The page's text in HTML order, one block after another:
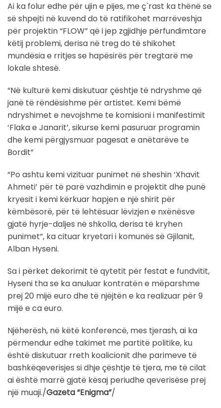
Ai ka folur edhe për ujin e pijes, me ç`rast ka thënë se
së shpejti në kuvend do të ratifikohet marrëveshja
për projektin “FLOW” që i jep zgjidhje përfundimtare
këtij problemi, derisa në treg do të shikohet
mundësia e rritjes se hapësirës për tregtarë me
lokale shtesë.
“Në kulturë kemi diskutuar çështje të ndryshme që
janë të rëndësishme për artistet. Kemi bëmë
ndryshimet e nevojshme te komisioni i manifestimit
‘Flaka e Janarit’, sikurse kemi pasuruar programin
dhe kemi përgjysmuar pagesat e anëtarëve te
Bordit”
“Po ashtu kemi vizituar punimet në sheshin ‘Xhavit
Ahmeti’ për të parë vazhdimin e projektit dhe punë
kryesit i kemi kërkuar hapjen e një shirit për
këmbësorë, për të lehtësuar lëvizjen e nxënësve
gjatë hyrje-daljes në shkolla, derisa të kryhen
punimet”, ka cituar kryetari i komunës së Gjilanit,
Alban Hyseni.
Sa i përket dekorimit të qytetit për festat e fundvitit,
Hyseni tha se ka anuluar kontratën e mëparshme
prej 20 mijë euro dhe të njëjtën e ka realizuar për 9
mijë e ca euro.
Njëherësh, në këtë konferencë, mes tjerash, ai ka
përmendur edhe takimet me partitë politike, ku
është diskutuar rreth koalicionit dhe parimeve të
bashkëqeverisjes si dhje çështje të tjera, me të cilat
ai është marrë gjatë kësaj periudhe qeverisëse prej
një muaji./Gazeta “Enigma”/